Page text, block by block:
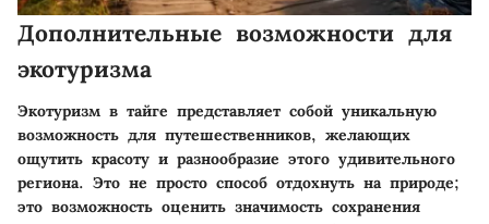
Дополнительные возможности для
экотуризма
Экотуризм в тайге представляет собой уникальную
возможность для путешественников, желающих
ощутить красоту и разнообразие этого удивительного
региона. Это не просто способ отдохнуть на природе;
это возможность оценить значимость сохранения